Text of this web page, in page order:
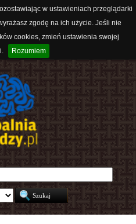
w ustawieniach przeglądarki
zgodę na ich użycie. Jeśli nie
cookies, zmień ustawienia swojej
Rozumiem